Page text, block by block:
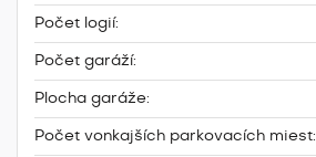
Počet logií:
Počet garáží:
Plocha garáže:
Počet vonkajších parkovacích miest: